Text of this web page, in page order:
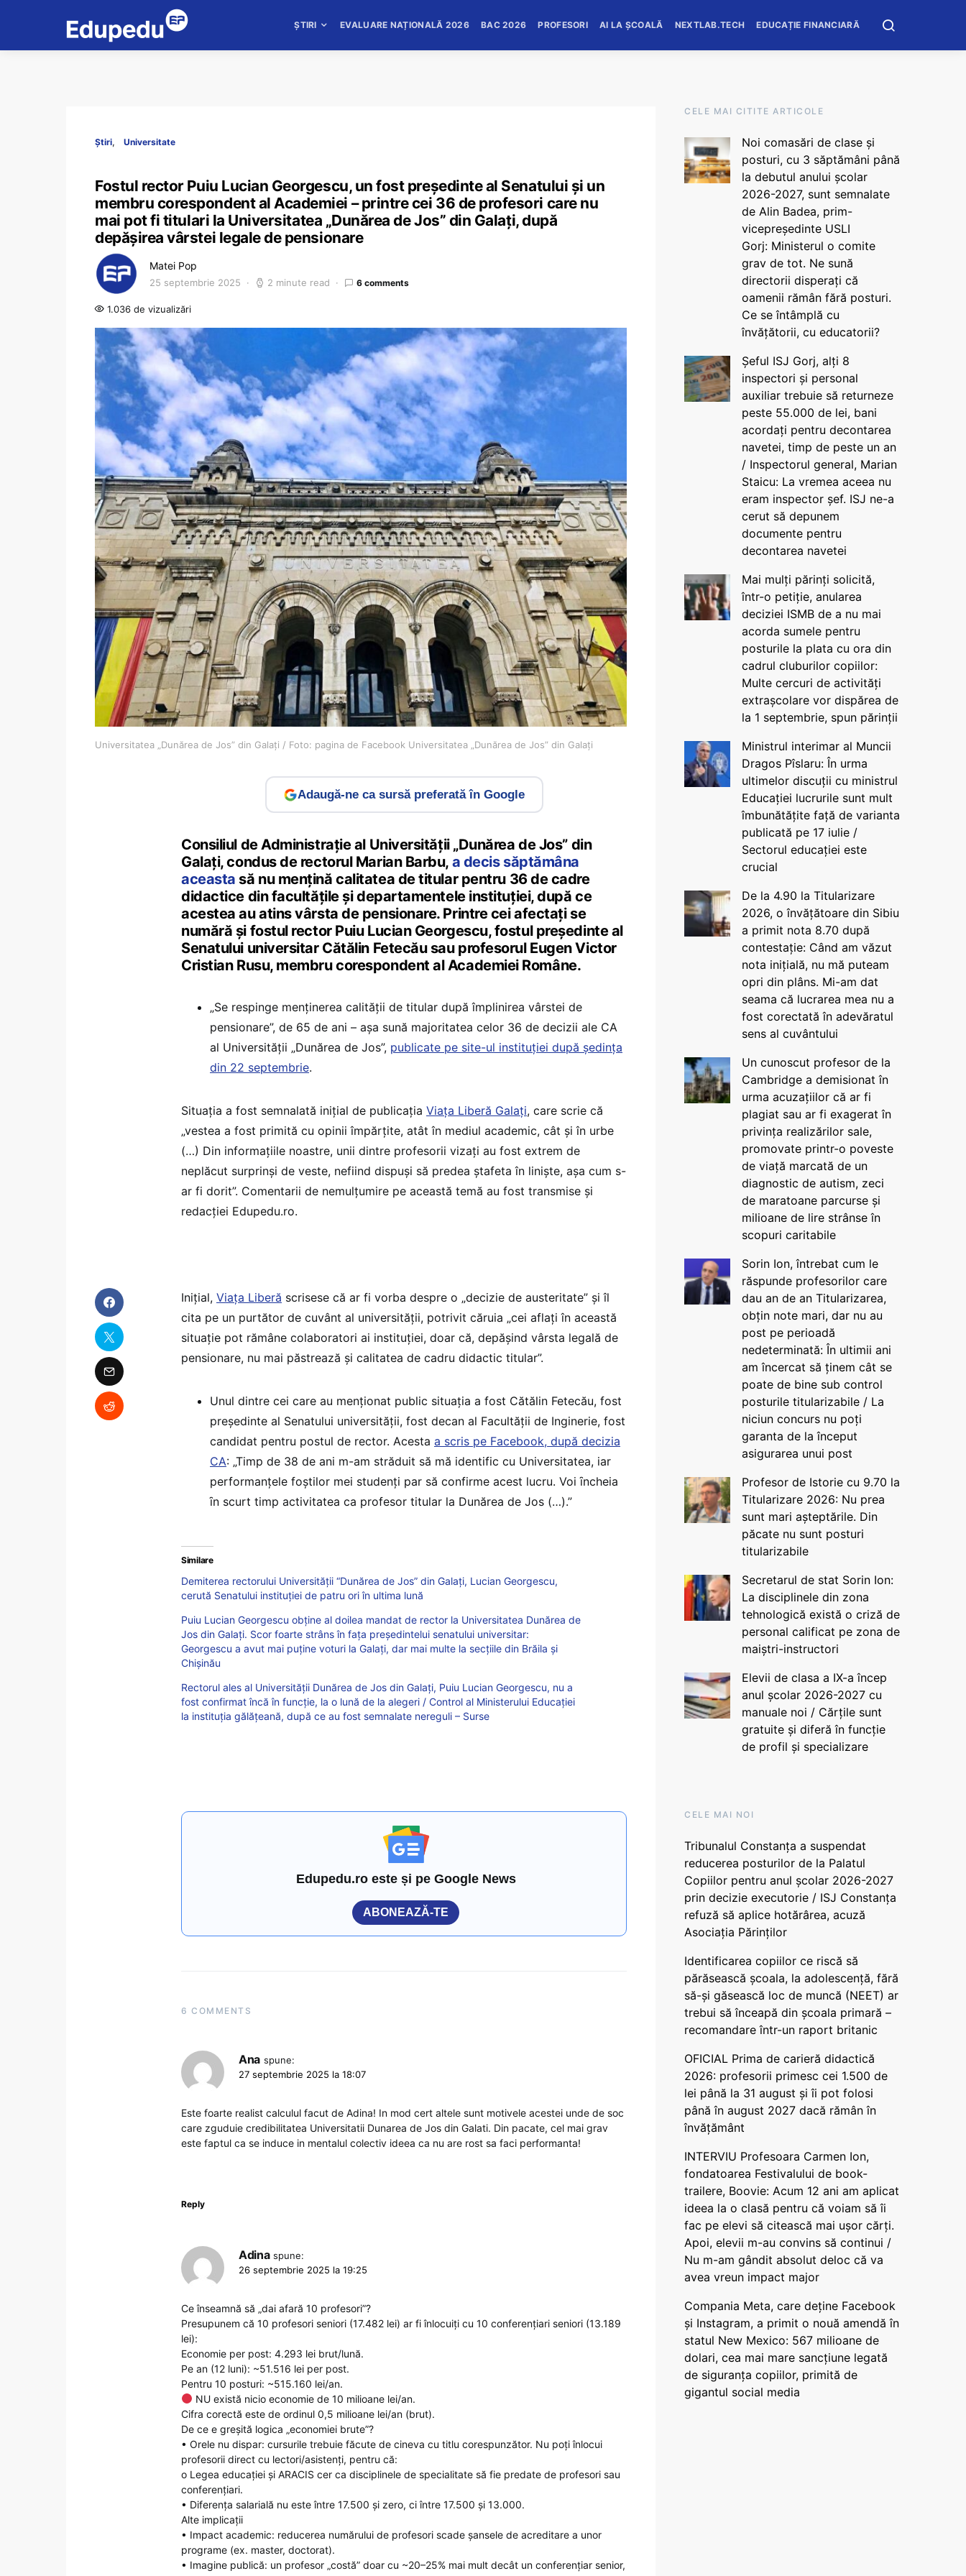
ȘTIRI EVALUARE NAȚIONALĂ 2026 BAC 2026 PROFESORI AI LA ȘCOALĂ NEXTLAB.TECH EDUCAȚIE FINANCIARĂ
Știri Universitate
Fostul rector Puiu Lucian Georgescu, un fost președinte al Senatului și un
membru corespondent al Academiei – printre cei 36 de profesori care nu
mai pot fi titulari la Universitatea „Dunărea de Jos” din Galați, după
depășirea vârstei legale de pensionare
Matei Pop
25 septembrie 2025 2 minute read 6 comments
1.036 de vizualizări
Universitatea „Dunărea de Jos” din Galați / Foto: pagina de Facebook Universitatea „Dunărea de Jos” din Galați
Adaugă-ne ca sursă preferată în Google
Consiliul de Administrație al Universității „Dunărea de Jos” din
Galați, condus de rectorul Marian Barbu, a decis săptămâna
aceasta să nu mențină calitatea de titular pentru 36 de cadre
didactice din facultățile și departamentele instituției, după ce
acestea au atins vârsta de pensionare. Printre cei afectați se
numără și fostul rector Puiu Lucian Georgescu, fostul președinte al
Senatului universitar Cătălin Fetecău sau profesorul Eugen Victor
Cristian Rusu, membru corespondent al Academiei Române.
„Se respinge menținerea calității de titular după împlinirea vârstei de
pensionare”, de 65 de ani – așa sună majoritatea celor 36 de decizii ale CA
al Universității „Dunărea de Jos”, publicate pe site-ul instituției după ședința
din 22 septembrie.
Situația a fost semnalată inițial de publicația Viața Liberă Galați, care scrie că
„vestea a fost primită cu opinii împărţite, atât în mediul academic, cât şi în urbe
(…) Din informaţiile noastre, unii dintre profesorii vizaţi au fost extrem de
neplăcut surprinşi de veste, nefiind dispuşi să predea ştafeta în linişte, aşa cum s-
ar fi dorit”. Comentarii de nemulțumire pe această temă au fost transmise și
redacției Edupedu.ro.
Inițial, Viața Liberă scrisese că ar fi vorba despre o „decizie de austeritate” și îl
cita pe un purtător de cuvânt al universității, potrivit căruia „cei aflați în această
situație pot rămâne colaboratori ai instituției, doar că, depășind vârsta legală de
pensionare, nu mai păstrează și calitatea de cadru didactic titular”.
Unul dintre cei care au menționat public situația a fost Cătălin Fetecău, fost
președinte al Senatului universității, fost decan al Facultății de Inginerie, fost
candidat pentru postul de rector. Acesta a scris pe Facebook, după decizia
CA: „Timp de 38 de ani m-am străduit să mă identific cu Universitatea, iar
performanţele foştilor mei studenţi par să confirme acest lucru. Voi ȋncheia
ȋn scurt timp activitatea ca profesor titular la Dunărea de Jos (…).”
Similare
Demiterea rectorului Universității “Dunărea de Jos” din Galați, Lucian Georgescu,
cerută Senatului instituției de patru ori în ultima lună
Puiu Lucian Georgescu obține al doilea mandat de rector la Universitatea Dunărea de
Jos din Galați. Scor foarte strâns în fața președintelui senatului universitar:
Georgescu a avut mai puține voturi la Galați, dar mai multe la secțiile din Brăila și
Chișinău
Rectorul ales al Universității Dunărea de Jos din Galați, Puiu Lucian Georgescu, nu a
fost confirmat încă în funcție, la o lună de la alegeri / Control al Ministerului Educației
la instituția gălățeană, după ce au fost semnalate nereguli – Surse
Edupedu.ro este și pe Google News
ABONEAZĂ-TE
6 COMMENTS
Ana spune:
27 septembrie 2025 la 18:07
Este foarte realist calculul facut de Adina! In mod cert altele sunt motivele acestei unde de soc
care zguduie credibilitatea Universitatii Dunarea de Jos din Galati. Din pacate, cel mai grav
este faptul ca se induce in mentalul colectiv ideea ca nu are rost sa faci performanta!
Reply
Adina spune:
26 septembrie 2025 la 19:25
Ce înseamnă să „dai afară 10 profesori”?
Presupunem că 10 profesori seniori (17.482 lei) ar fi înlocuiți cu 10 conferențiari seniori (13.189
lei):
Economie per post: 4.293 lei brut/lună.
Pe an (12 luni): ~51.516 lei per post.
Pentru 10 posturi: ~515.160 lei/an.
NU există nicio economie de 10 milioane lei/an.
Cifra corectă este de ordinul 0,5 milioane lei/an (brut).
De ce e greșită logica „economiei brute”?
• Orele nu dispar: cursurile trebuie făcute de cineva cu titlu corespunzător. Nu poți înlocui
profesorii direct cu lectori/asistenți, pentru că:
o Legea educației și ARACIS cer ca disciplinele de specialitate să fie predate de profesori sau
conferențiari.
• Diferența salarială nu este între 17.500 și zero, ci între 17.500 și 13.000.
Alte implicații
• Impact academic: reducerea numărului de profesori scade șansele de acreditare a unor
programe (ex. master, doctorat).
• Imagine publică: un profesor „costă” doar cu ~20–25% mai mult decât un conferențiar senior,
CELE MAI CITITE ARTICOLE
Noi comasări de clase și
posturi, cu 3 săptămâni până
la debutul anului școlar
2026-2027, sunt semnalate
de Alin Badea, prim-
vicepreședinte USLI
Gorj: Ministerul o comite
grav de tot. Ne sună
directorii disperați că
oamenii rămân fără posturi.
Ce se întâmplă cu
învățătorii, cu educatorii?
Șeful ISJ Gorj, alți 8
inspectori și personal
auxiliar trebuie să returneze
peste 55.000 de lei, bani
acordați pentru decontarea
navetei, timp de peste un an
/ Inspectorul general, Marian
Staicu: La vremea aceea nu
eram inspector șef. ISJ ne-a
cerut să depunem
documente pentru
decontarea navetei
Mai mulți părinți solicită,
într-o petiție, anularea
deciziei ISMB de a nu mai
acorda sumele pentru
posturile la plata cu ora din
cadrul cluburilor copiilor:
Multe cercuri de activități
extrașcolare vor dispărea de
la 1 septembrie, spun părinții
Ministrul interimar al Muncii
Dragos Pîslaru: În urma
ultimelor discuții cu ministrul
Educației lucrurile sunt mult
îmbunătățite față de varianta
publicată pe 17 iulie /
Sectorul educației este
crucial
De la 4.90 la Titularizare
2026, o învățătoare din Sibiu
a primit nota 8.70 după
contestație: Când am văzut
nota inițială, nu mă puteam
opri din plâns. Mi-am dat
seama că lucrarea mea nu a
fost corectată în adevăratul
sens al cuvântului
Un cunoscut profesor de la
Cambridge a demisionat în
urma acuzațiilor că ar fi
plagiat sau ar fi exagerat în
privința realizărilor sale,
promovate printr-o poveste
de viață marcată de un
diagnostic de autism, zeci
de maratoane parcurse și
milioane de lire strânse în
scopuri caritabile
Sorin Ion, întrebat cum le
răspunde profesorilor care
dau an de an Titularizarea,
obțin note mari, dar nu au
post pe perioadă
nedeterminată: În ultimii ani
am încercat să ținem cât se
poate de bine sub control
posturile titularizabile / La
niciun concurs nu poți
garanta de la început
asigurarea unui post
Profesor de Istorie cu 9.70 la
Titularizare 2026: Nu prea
sunt mari așteptările. Din
păcate nu sunt posturi
titularizabile
Secretarul de stat Sorin Ion:
La disciplinele din zona
tehnologică există o criză de
personal calificat pe zona de
maiștri-instructori
Elevii de clasa a IX-a încep
anul școlar 2026-2027 cu
manuale noi / Cărțile sunt
gratuite și diferă în funcție
de profil și specializare
CELE MAI NOI
Tribunalul Constanța a suspendat
reducerea posturilor de la Palatul
Copiilor pentru anul școlar 2026-2027
prin decizie executorie / ISJ Constanța
refuză să aplice hotărârea, acuză
Asociația Părinților
Identificarea copiilor ce riscă să
părăsească școala, la adolescență, fără
să-și găsească loc de muncă (NEET) ar
trebui să înceapă din școala primară –
recomandare într-un raport britanic
OFICIAL Prima de carieră didactică
2026: profesorii primesc cei 1.500 de
lei până la 31 august și îi pot folosi
până în august 2027 dacă rămân în
învățământ
INTERVIU Profesoara Carmen Ion,
fondatoarea Festivalului de book-
trailere, Boovie: Acum 12 ani am aplicat
ideea la o clasă pentru că voiam să îi
fac pe elevi să citească mai ușor cărți.
Apoi, elevii m-au convins să continui /
Nu m-am gândit absolut deloc că va
avea vreun impact major
Compania Meta, care deține Facebook
și Instagram, a primit o nouă amendă în
statul New Mexico: 567 milioane de
dolari, cea mai mare sancțiune legată
de siguranța copiilor, primită de
gigantul social media